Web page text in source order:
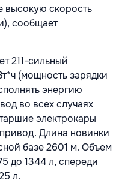
высокую скорость
сообщает
211-сильный
(мощность зарядки
энергию
во всех случаях
электрокары
Длина новинки
базе 2601 м. Объем
до 1344 л, спереди
л.